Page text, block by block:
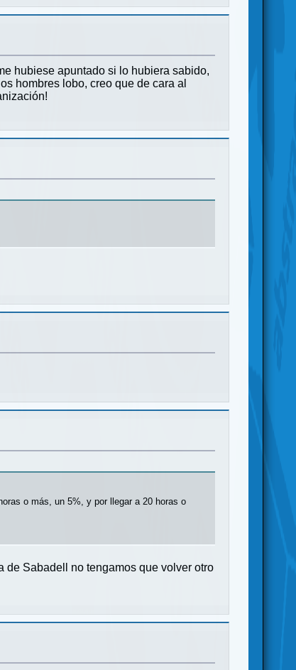
hubiese apuntado si lo hubiera sabido,
hombres lobo, creo que de cara al
o más, un 5%, y por llegar a 20 horas o
de Sabadell no tengamos que volver otro